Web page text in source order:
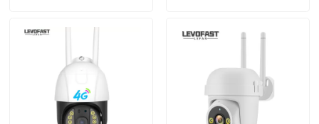
Sobre nós
Visita à fábrica
Controle de qualidade